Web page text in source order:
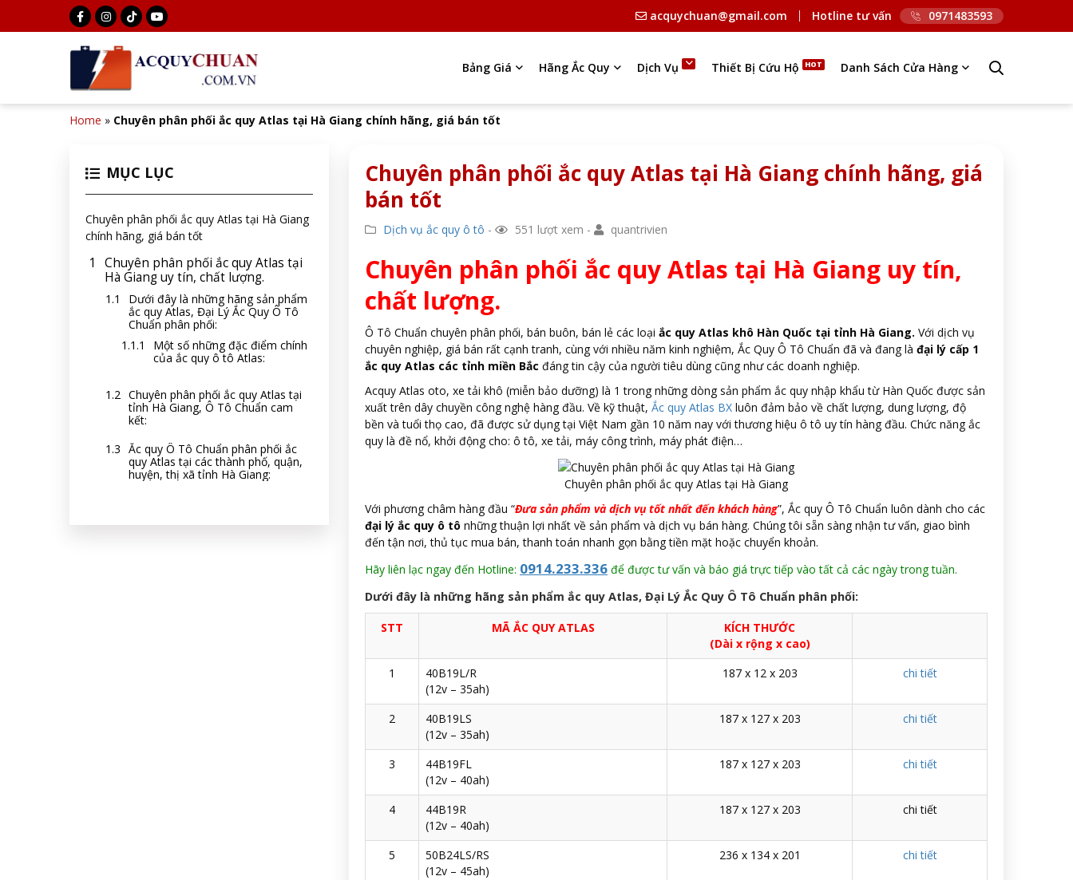
acquychuan@gmail.com Hotline tư vấn 0971483593
Bảng Giá Hãng Ắc Quy Dịch Vụ Thiết Bị Cứu Hộ Danh Sách Cửa Hàng
Home » Chuyên phân phối ắc quy Atlas tại Hà Giang chính hãng, giá bán tốt
MỤC LỤC
Chuyên phân phối ắc quy Atlas tại Hà Giang
chính hãng, giá bán tốt
Chuyên phân phối ắc quy Atlas tại
Hà Giang uy tín, chất lượng.
Dưới đây là những hãng sản phẩm
ắc quy Atlas, Đại Lý Ắc Quy Ô Tô
Chuẩn phân phối:
Một số những đặc điểm chính
của ắc quy ô tô Atlas:
Chuyên phân phối ắc quy Atlas tại
tỉnh Hà Giang, Ô Tô Chuẩn cam
kết:
Ắc quy Ô Tô Chuẩn phân phối ắc
quy Atlas tại các thành phố, quận,
huyện, thị xã tỉnh Hà Giang:
Chuyên phân phối ắc quy Atlas tại Hà Giang chính hãng, giá
bán tốt
Dịch vụ ắc quy ô tô - 551 lượt xem - quantrivien
Chuyên phân phối ắc quy Atlas tại Hà Giang uy tín,
chất lượng.
Ô Tô Chuẩn chuyên phân phối, bán buôn, bán lẻ các loại ắc quy Atlas khô Hàn Quốc tại tỉnh Hà Giang. Với dịch vụ
chuyên nghiệp, giá bán rất cạnh tranh, cùng với nhiều năm kinh nghiệm, Ắc Quy Ô Tô Chuẩn đã và đang là đại lý cấp 1
ắc quy Atlas các tỉnh miền Bắc đáng tin cậy của người tiêu dùng cũng như các doanh nghiệp.
Acquy Atlas oto, xe tải khô (miễn bảo dưỡng) là 1 trong những dòng sản phẩm ắc quy nhập khẩu từ Hàn Quốc được sản
xuất trên dây chuyền công nghệ hàng đầu. Về kỹ thuật, Ắc quy Atlas BX luôn đảm bảo về chất lượng, dung lượng, độ
bền và tuổi thọ cao, đã được sử dụng tại Việt Nam gần 10 năm nay với thương hiệu ô tô uy tín hàng đầu. Chức năng ắc
quy là đề nổ, khởi động cho: ô tô, xe tải, máy công trình, máy phát điện…
Chuyên phân phối ắc quy Atlas tại Hà Giang
Với phương châm hàng đầu “Đưa sản phẩm và dịch vụ tốt nhất đến khách hàng”, Ắc quy Ô Tô Chuẩn luôn dành cho các
đại lý ắc quy ô tô những thuận lợi nhất về sản phẩm và dịch vụ bán hàng. Chúng tôi sẵn sàng nhận tư vấn, giao bình
đến tận nơi, thủ tục mua bán, thanh toán nhanh gọn bằng tiền mặt hoặc chuyển khoản.
Hãy liên lạc ngay đến Hotline: 0914.233.336 để được tư vấn và báo giá trực tiếp vào tất cả các ngày trong tuần.
Dưới đây là những hãng sản phẩm ắc quy Atlas, Đại Lý Ắc Quy Ô Tô Chuẩn phân phối:
STT MÃ ẮC QUY ATLAS
KÍCH THƯỚC
(Dài x rộng x cao)
1
40B19L/R
(12v – 35ah)
187 x 12 x 203 chi tiết
2
40B19LS
(12v – 35ah)
187 x 127 x 203 chi tiết
3
44B19FL
(12v – 40ah)
187 x 127 x 203 chi tiết
4
44B19R
(12v – 40ah)
187 x 127 x 203 chi tiết
5
50B24LS/RS
(12v – 45ah)
236 x 134 x 201 chi tiết